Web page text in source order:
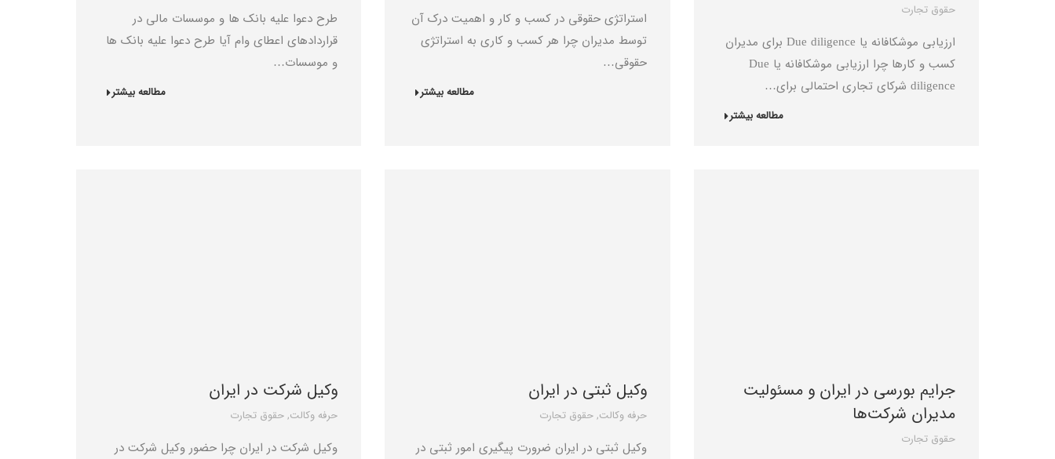
حقوق تجارت
ارزیابی موشکافانه یا Due diligence برای مدیران
کسب و کارها چرا ارزیابی موشکافانه یا Due
diligence شرکای تجاری احتمالی برای…
مطالعه بیشتر
استراتژی حقوقی در کسب و کار و اهمیت درک آن
توسط مدیران چرا هر کسب ‌و کاری به استراتژی
حقوقی…
مطالعه بیشتر
طرح دعوا علیه بانک ها و موسسات مالی در
قراردادهای اعطای وام آیا طرح دعوا علیه بانک ها
و موسسات…
مطالعه بیشتر
جرایم بورسی در ایران و مسئولیت
مدیران شرکت‌ها
حقوق تجارت
وکیل ثبتی در ایران
حرفه وکالت,حقوق تجارت
وکیل ثبتی در ایران ضرورت پیگیری امور ثبتی در
وکیل شرکت در ایران
حرفه وکالت,حقوق تجارت
وکیل شرکت در ایران چرا حضور وکیل شرکت در